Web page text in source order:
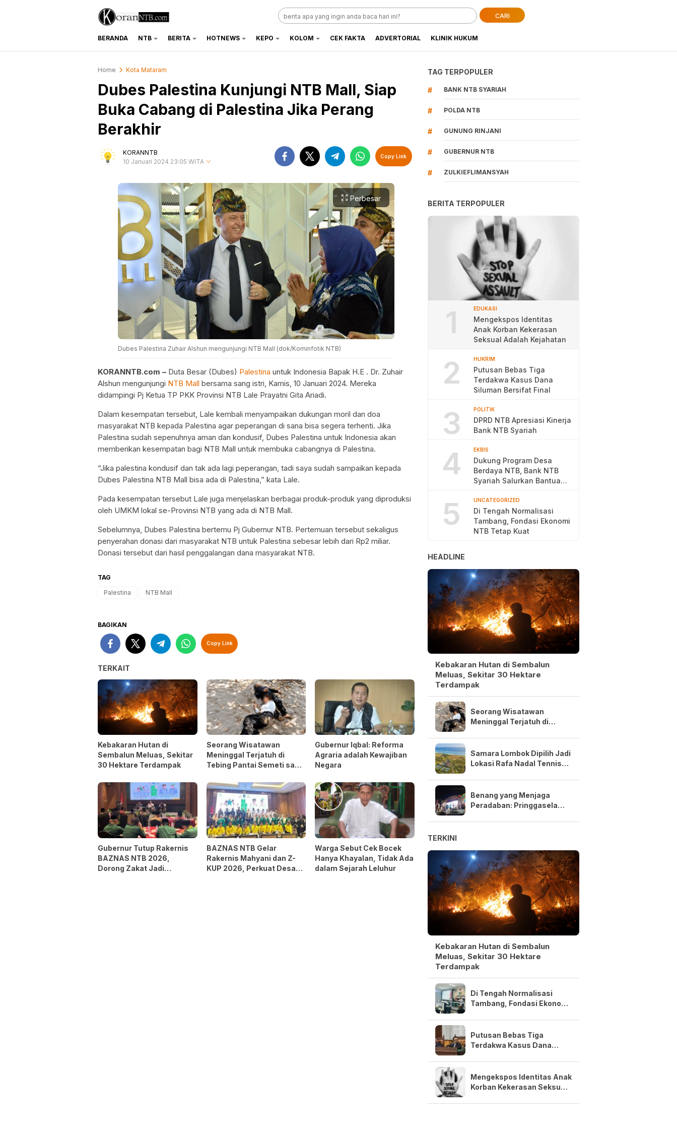
koranntb.com
CARI
BERANDA NTB BERITA HOTNEWS KEPO KOLOM CEK FAKTA ADVERTORIAL KLINIK HUKUM
Home Kota Mataram
Dubes Palestina Kunjungi NTB Mall, Siap
Buka Cabang di Palestina Jika Perang
Berakhir
KORANNTB
10 Januari 2024 23:05 WITA
Copy Link
Perbesar
Dubes Palestina Zuhair Alshun mengunjungi NTB Mall (dok/Kominfotik NTB)
KORANNTB.com – Duta Besar (Dubes) Palestina untuk Indonesia Bapak H.E . Dr. Zuhair
Alshun mengunjungi NTB Mall bersama sang istri, Kamis, 10 Januari 2024. Mereka
didampingi Pj Ketua TP PKK Provinsi NTB Lale Prayatni Gita Ariadi.
Dalam kesempatan tersebut, Lale kembali menyampaikan dukungan moril dan doa
masyarakat NTB kepada Palestina agar peperangan di sana bisa segera terhenti. Jika
Palestina sudah sepenuhnya aman dan kondusif, Dubes Palestina untuk Indonesia akan
memberikan kesempatan bagi NTB Mall untuk membuka cabangnya di Palestina.
“Jika palestina kondusif dan tak ada lagi peperangan, tadi saya sudah sampaikan kepada
Dubes Palestina NTB Mall bisa ada di Palestina,” kata Lale.
Pada kesempatan tersebut Lale juga menjelaskan berbagai produk-produk yang diproduksi
oleh UMKM lokal se-Provinsi NTB yang ada di NTB Mall.
Sebelumnya, Dubes Palestina bertemu Pj Gubernur NTB. Pertemuan tersebut sekaligus
penyerahan donasi dari masyarakat NTB untuk Palestina sebesar lebih dari Rp2 miliar.
Donasi tersebut dari hasil penggalangan dana masyarakat NTB.
TAG
Palestina
NTB Mall
BAGIKAN
Copy Link
TERKAIT
Kebakaran Hutan di
Sembalun Meluas, Sekitar
30 Hektare Terdampak
Seorang Wisatawan
Meninggal Terjatuh di
Tebing Pantai Semeti saat
Gubernur Iqbal: Reforma
Agraria adalah Kewajiban
Negara
Gubernur Tutup Rakernis
BAZNAS NTB 2026,
Dorong Zakat Jadi
BAZNAS NTB Gelar
Rakernis Mahyani dan Z-
KUP 2026, Perkuat Desa
Warga Sebut Cek Bocek
Hanya Khayalan, Tidak Ada
dalam Sejarah Leluhur
TAG TERPOPULER
# BANK NTB SYARIAH
# POLDA NTB
# GUNUNG RINJANI
# GUBERNUR NTB
# ZULKIEFLIMANSYAH
BERITA TERPOPULER
1 EDUKASI
Mengekspos Identitas
Anak Korban Kekerasan
Seksual Adalah Kejahatan
2 HUKRIM
Putusan Bebas Tiga
Terdakwa Kasus Dana
Siluman Bersifat Final
3 POLITIK
DPRD NTB Apresiasi Kinerja
Bank NTB Syariah
4 EKBIS
Dukung Program Desa
Berdaya NTB, Bank NTB
Syariah Salurkan Bantuan
5 UNCATEGORIZED
Di Tengah Normalisasi
Tambang, Fondasi Ekonomi
NTB Tetap Kuat
HEADLINE
Kebakaran Hutan di Sembalun
Meluas, Sekitar 30 Hektare
Terdampak
Seorang Wisatawan
Meninggal Terjatuh di
Samara Lombok Dipilih Jadi
Lokasi Rafa Nadal Tennis
Benang yang Menjaga
Peradaban: Pringgasela
TERKINI
Kebakaran Hutan di Sembalun
Meluas, Sekitar 30 Hektare
Terdampak
Di Tengah Normalisasi
Tambang, Fondasi Ekonomi
Putusan Bebas Tiga
Terdakwa Kasus Dana
Mengekspos Identitas Anak
Korban Kekerasan Seksual